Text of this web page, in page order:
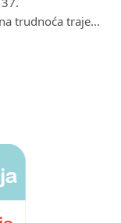
trudnoća traje…